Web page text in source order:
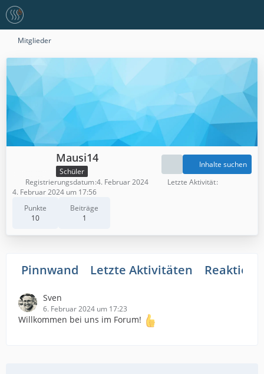
Mitglieder
Mausi14
Schüler
Punkte
10
Beiträge
1
Inhalte suchen
Registrierungsdatum 4. Februar 2024
Letzte Aktivität
4. Februar 2024 um 17:56
Pinnwand Letzte Aktivitäten
Sven
6. Februar 2024 um 17:23
Willkommen bei uns im Forum!